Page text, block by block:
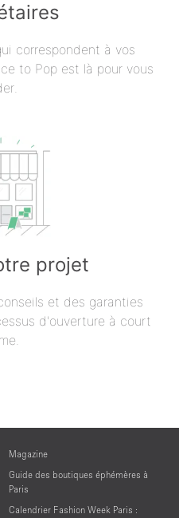
correspondent à vos
to Pop est là pour vous
projet
et des garanties
d'ouverture à court
Magazine
Guide des boutiques éphémères à
Paris
Calendrier Fashion Week Paris :